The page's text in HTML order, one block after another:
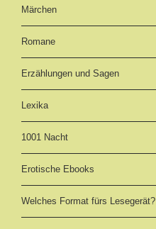
Märchen
Romane
Erzählungen und Sagen
Lexika
1001 Nacht
Erotische Ebooks
Welches Format fürs Lesegerät?